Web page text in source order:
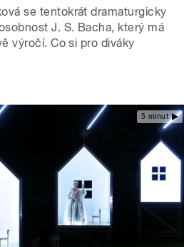
se tentokrát dramaturgicky
J. S. Bacha, který má
výročí. Co si pro diváky
5 minut